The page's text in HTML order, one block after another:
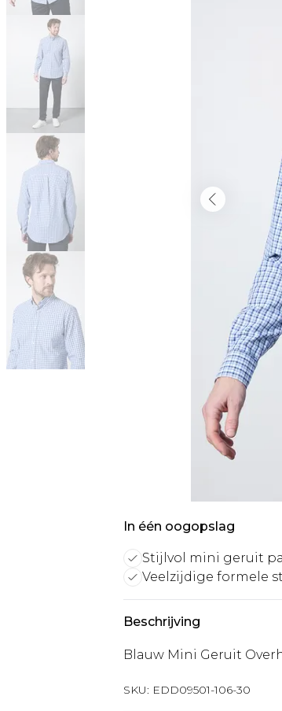
In één oogopslag
Stijlvol mini geruit
Veelzijdige formele
Beschrijving
Blauw Mini Geruit
SKU: EDD09501-106-30